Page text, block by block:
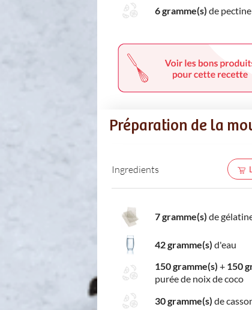
6 gramme(s) de pectine
Préparation de la
Ingredients
7 gramme(s) de
42 gramme(s) d'eau
150 gramme(s) + 150
purée de noix de coco
30 gramme(s) de